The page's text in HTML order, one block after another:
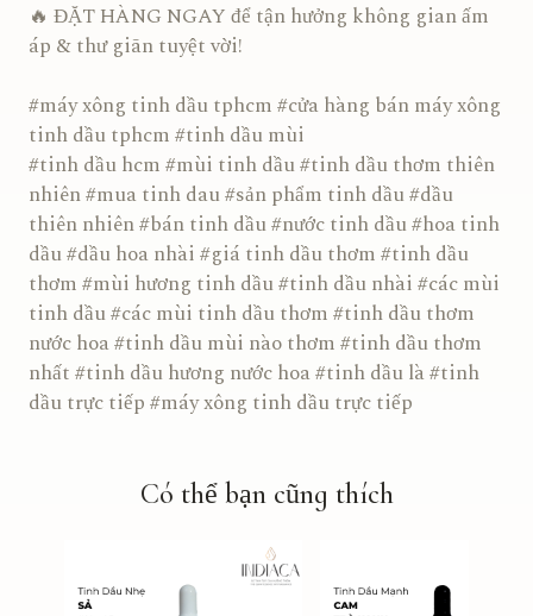
🔥 ĐẶT HÀNG NGAY để tận hưởng không gian ấm
áp & thư giãn tuyệt vời!
#máy xông tinh dầu tphcm #cửa hàng bán máy xông
tinh dầu tphcm #tinh dầu mùi
#tinh dầu hcm #mùi tinh dầu #tinh dầu thơm thiên
nhiên #mua tinh dau #sản phẩm tinh dầu #dầu
thiên nhiên #bán tinh dầu #nước tinh dầu #hoa tinh
dầu #dầu hoa nhài #giá tinh dầu thơm #tinh dầu
thơm #mùi hương tinh dầu #tinh dầu nhài #các mùi
tinh dầu #các mùi tinh dầu thơm #tinh dầu thơm
nước hoa #tinh dầu mùi nào thơm #tinh dầu thơm
nhất #tinh dầu hương nước hoa #tinh dầu là #tinh
dầu trực tiếp #máy xông tinh dầu trực tiếp
Có thể bạn cũng thích